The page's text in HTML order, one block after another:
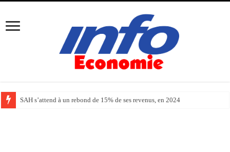
SAH s’attend à un rebond de 15% de ses revenus, en 2024